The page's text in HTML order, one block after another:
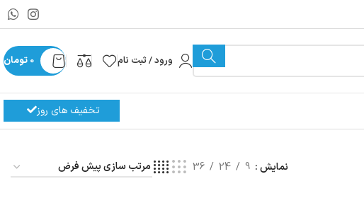
ورود / ثبت نام 0 تومان
تخفیف های روز
نمایش 9
24
36